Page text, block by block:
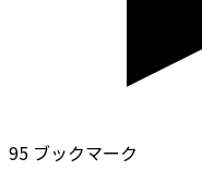
95 ブックマーク